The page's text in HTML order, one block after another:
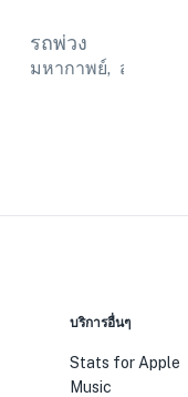
รถพ่วง
มหากาพย์, สุดขีด
บริการอื่นๆ
Stats for Apple
Music